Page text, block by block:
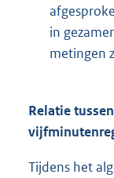
in
metingen
Relatie
Tijdens het